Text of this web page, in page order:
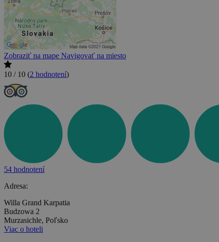
Zobraziť na mape Navigovať na miesto
10 / 10 (2 hodnotení)
54 hodnotení
Adresa:
Willa Grand Karpatia
Budzowa 2
Murzasichle, Poľsko
Viac o hoteli